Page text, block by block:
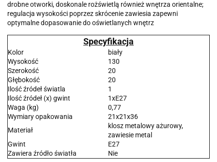
drobne otworki, doskonale rożświetlą również wnętrza orientalne;
regulacja wysokości poprzez skrócenie zawiesia zapewni
optymalne dopasowanie do oświetlanych wnętrz
Specyfikacja
Kolor
biały
Wysokość
130
Szerokość
20
Głębokość
20
Ilość źródeł światla
1
Ilość źródeł (x) gwint
1xE27
Waga (kg)
0,77
Wymiary opakowania
21x21x36
Materiał
klosz metalowy ażurowy,
zawiesie metal
Gwint
E27
Zawiera źródło światła
Nie